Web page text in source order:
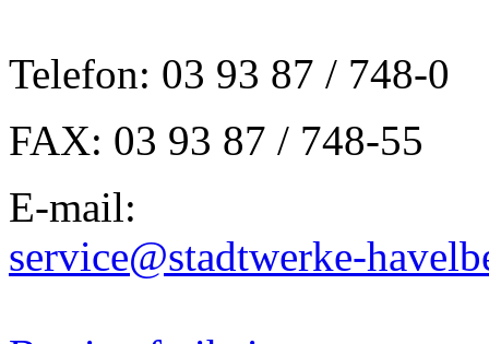
Telefon: 03 93 87 / 748-0
FAX: 03 93 87 / 748-55
E-mail:
service@stadtwerke-